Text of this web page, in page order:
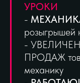
УРОКИ
-
розыгрышей
-
ПРОДАЖ
механику